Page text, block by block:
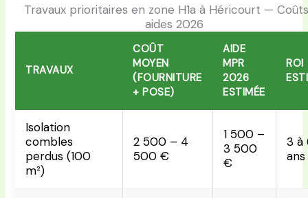
Travaux prioritaires en zone H1a à Héricourt —
aides 2026
TRAVAUX
COÛT
MOYEN
(FOURNITURE
+ POSE)
AIDE
MPR
2026
ESTIMÉE
ROI
Isolation
combles
perdus (100
m²)
2 500 – 4
500 €
1 500 –
3 500
€
3 à
ans